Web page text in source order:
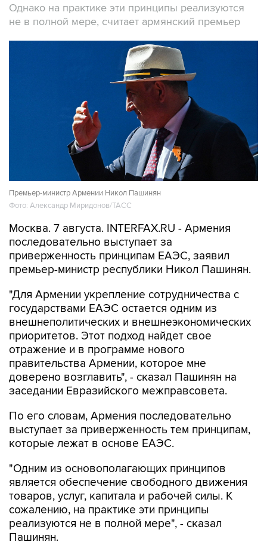
Однако на практике эти принципы реализуются
не в полной мере, считает армянский премьер
Премьер-министр Армении Никол Пашинян
Фото: Александр Миридонов/ТАСС
Москва. 7 августа. INTERFAX.RU - Армения
последовательно выступает за
приверженность принципам ЕАЭС, заявил
премьер-министр республики Никол Пашинян.
"Для Армении укрепление сотрудничества с
государствами ЕАЭС остается одним из
внешнеполитических и внешнеэкономических
приоритетов. Этот подход найдет свое
отражение и в программе нового
правительства Армении, которое мне
доверено возглавить", - сказал Пашинян на
заседании Евразийского межправсовета.
По его словам, Армения последовательно
выступает за приверженность тем принципам,
которые лежат в основе ЕАЭС.
"Одним из основополагающих принципов
является обеспечение свободного движения
товаров, услуг, капитала и рабочей силы. К
сожалению, на практике эти принципы
реализуются не в полной мере", - сказал
Пашинян.